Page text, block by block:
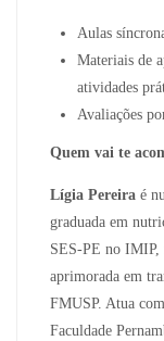
Aulas
Materiais de
atividades
Avaliações
Quem vai te
Lígia Pereira é
graduada em
SES-PE no IMIP,
aprimorada em
FMUSP. Atua
Faculdade